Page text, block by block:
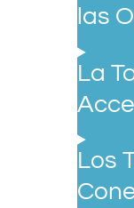
las
La
Los